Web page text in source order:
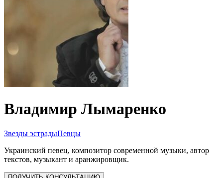
Владимир Лымаренко
Звезды эстрадыПевцы
Украинский певец, композитор современной музыки, автор
текстов, музыкант и аранжировщик.